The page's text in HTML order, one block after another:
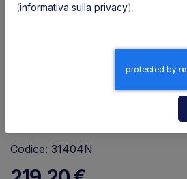
Codice: 31404N
(informativa sulla privacy).